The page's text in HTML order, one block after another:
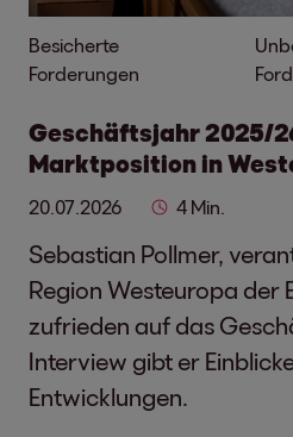
Besicherte
Forderungen
Geschäftsjahr 2025/
Marktposition in
20.07.2026 4 Min.
Sebastian Pollmer,
Region Westeuropa der
zufrieden auf das
Interview gibt er
Entwicklungen.